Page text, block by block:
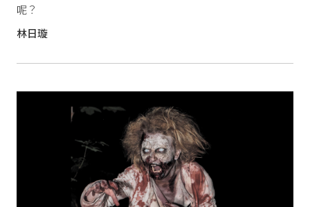
呢？
林日璇